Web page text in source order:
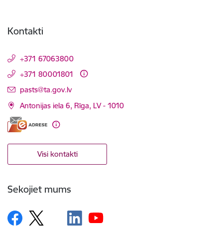
Kontakti
+371 67063800
+371 80001801
E-pasts:
pasts@ta.gov.lv
Antonijas iela 6, Rīga, LV - 1010
Visi kontakti
Sekojiet mums